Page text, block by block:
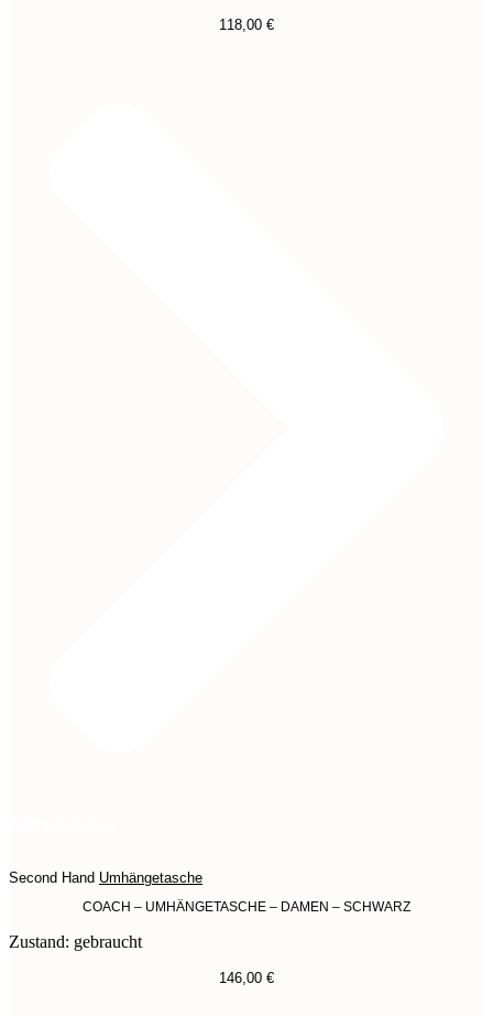
118,00 €
Second Hand Umhängetasche
COACH – UMHÄNGETASCHE – DAMEN – SCHWARZ
Zustand: gebraucht
146,00 €